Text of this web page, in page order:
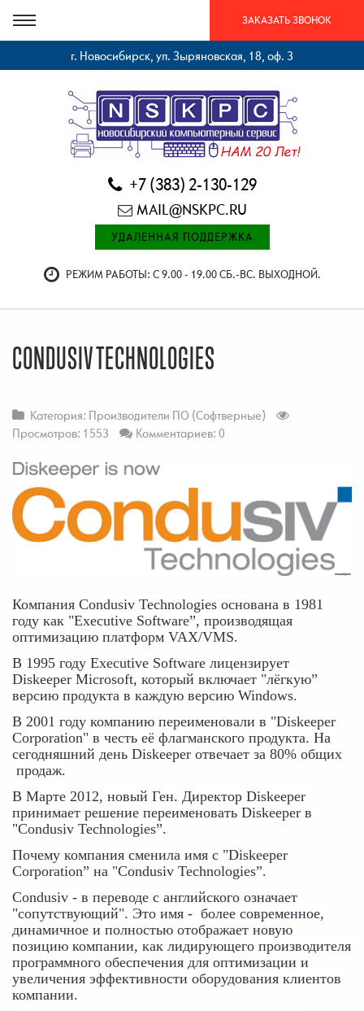
ЗАКАЗАТЬ ЗВОНОК
г. Новосибирск, ул. Зыряновская, 18, оф. 3
+7 (383) 2-130-129
MAIL@NSKPC.RU
УДАЛЕННАЯ ПОДДЕРЖКА
РЕЖИМ РАБОТЫ: С 9.00 - 19.00 СБ.-ВС. ВЫХОДНОЙ.
CONDUSIV TECHNOLOGIES
Категория: Производители ПО (Софтверные)
Просмотров: 1553
Комментариев: 0
Компания Condusiv Technologies основана в 1981
году как "Executive Software”, производящая
оптимизацию платформ VAX/VMS.
В 1995 году Executive Software лицензирует
Diskeeper Microsoft, который включает "лёгкую”
версию продукта в каждую версию Windows.
В 2001 году компанию переименовали в "Diskeeper
Corporation" в честь её флагманского продукта. На
сегодняшний день Diskeeper отвечает за 80% общих
продаж.
В Марте 2012, новый Ген. Директор Diskeeper
принимает решение переименовать Diskeeper в
"Condusiv Technologies”.
Почему компания сменила имя с "Diskeeper
Corporation” на "Condusiv Technologies”.
Condusiv - в переводе с английского означает
"сопутствующий". Это имя -  более современное,
динамичное и полностью отображает новую
позицию компании, как лидирующего производителя
программного обеспечения для оптимизации и
увеличения эффективности оборудования клиентов
компании.